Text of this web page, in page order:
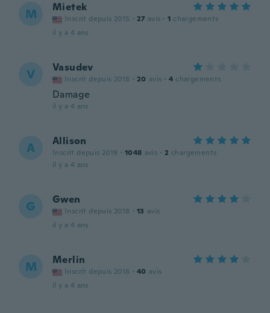
M Mietek
Inscrit depuis 2015 · 27 avis · 1 chargements
il y a 4 ans
V Vasudev
Inscrit depuis 2018 · 20 avis · 4 chargements
Damage
il y a 4 ans
A Allison
Inscrit depuis 2019 · 1048 avis · 2 chargements
il y a 4 ans
G Gwen
Inscrit depuis 2018 · 13 avis
il y a 4 ans
M Merlin
Inscrit depuis 2016 · 40 avis
il y a 4 ans